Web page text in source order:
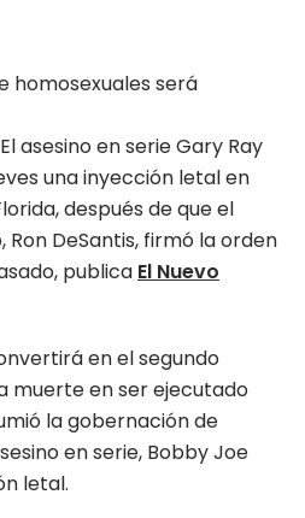
El asesino en serie Gary Ray
una inyección letal en
después de que el
DeSantis, firmó la orden
publica El Nuevo
en el segundo
muerte en ser ejecutado
la gobernación de
en serie, Bobby Joe
letal.